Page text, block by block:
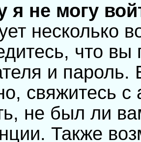
я не могу
несколько
что
и
свяжитесь
не был ли
Также